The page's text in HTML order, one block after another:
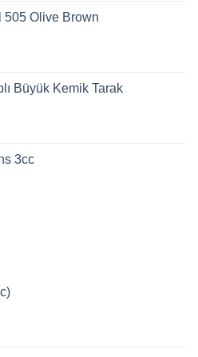
505 Olive Brown
Büyük Kemik Tarak
3cc